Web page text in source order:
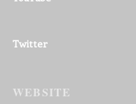
Twitter
WEBSITE